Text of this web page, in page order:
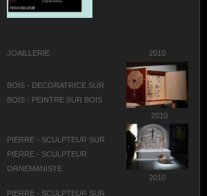
JOAILLERIE 2010
BOIS - DECORATRICE SUR
BOIS - PEINTRE SUR BOIS
2010
PIERRE - SCULPTEUR SUR
PIERRE - SCULPTEUR
ORNEMANISTE
2010
PIERRE - SCULPTEUR SUR